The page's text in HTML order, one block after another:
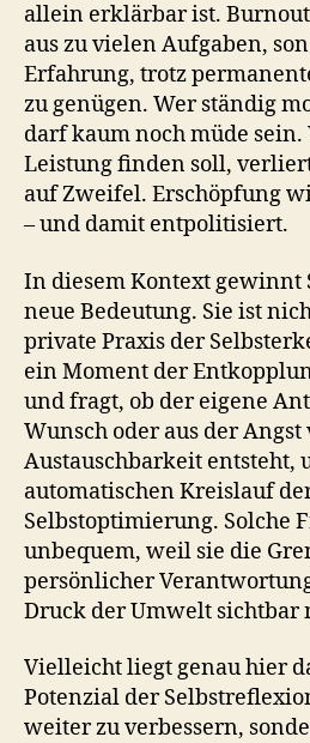
allein erklärbar ist.
aus zu vielen Aufgaben,
Erfahrung, trotz
zu genügen. Wer ständig
darf kaum noch müde
Leistung finden soll,
auf Zweifel. Erschöpfung
– und damit entpolitisiert.
In diesem Kontext gewinnt
neue Bedeutung. Sie ist
private Praxis der
ein Moment der
und fragt, ob der eigene
Wunsch oder aus der Angst
Austauschbarkeit entsteht,
automatischen Kreislauf
Selbstoptimierung. Solche
unbequem, weil sie die
persönlicher
Druck der Umwelt sichtbar
Vielleicht liegt genau hier
Potenzial der
weiter zu verbessern,